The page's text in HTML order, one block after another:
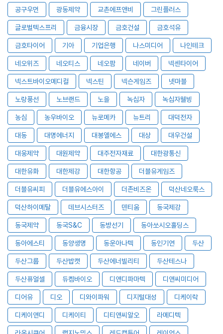
공구우먼 광동제약 교촌에프앤비 그린플러스
글로벌텍스프리 금융시장 금호건설 금호석유
금호타이어 기아 기업은행 나스미디어 나인테크
네오위즈 네오티스 네오팜 네이버 넥센타이어
넥스트바이오메디컬 넥스틴 넥슨게임즈 넷마블
노랑풍선 노브랜드 노을 녹십자 녹십자웰빙
농심 농우바이오 뉴로메카 뉴트리 대덕전자
대동 대명에너지 대봉엘에스 대상 대우건설
대웅제약 대원제약 대주전자재료 대한광통신
대한유화 대한제강 대한항공 더블유게임즈
더블유씨피 더블유에스아이 더존비즈온 덕산네오룩스
덕산하이메탈 데브시스터즈 덴티움 동국제강
동국제약 동국S&C 동방선기 동아쏘시오홀딩스
동아에스티 동양생명 동운아나텍 동인기연 두산
두산그룹 두산밥캣 두산에너빌리티 두산테스나
두산퓨얼셀 듀켐바이오 디앤디파마텍 디앤씨미디어
디어유 디오 디와이파워 디지털대성 디케이락
디케이앤디 디케이티 디티앤씨알오 라메디텍